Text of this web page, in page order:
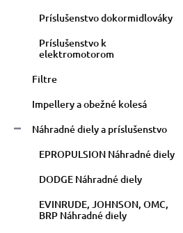
Príslušenstvo dokormidlováky
Príslušenstvo k
elektromotorom
Filtre
Impellery a obežné kolesá
Náhradné diely a príslušenstvo
EPROPULSION Náhradné diely
DODGE Náhradné diely
EVINRUDE, JOHNSON, OMC,
BRP Náhradné diely